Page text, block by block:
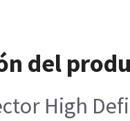
del
High